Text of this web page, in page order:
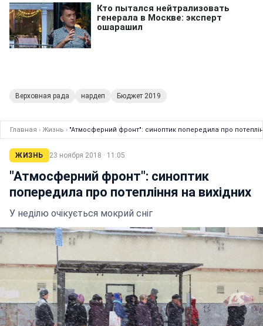
Верховная рада нардеп Бюджет 2019
Главная › Жизнь › "Атмосферний фронт": синоптик попередила про
ЖИЗНЬ 23 ноября 2018 · 11:05
"Атмосферний фронт": синоптик
попередила про потепління на вихідних
У неділю очікується мокрий сніг